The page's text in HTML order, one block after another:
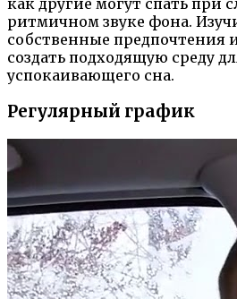
как другие могут спать при
ритмичном звуке фона.
собственные предпочтения
создать подходящую среду
успокаивающего сна.
Регулярный график